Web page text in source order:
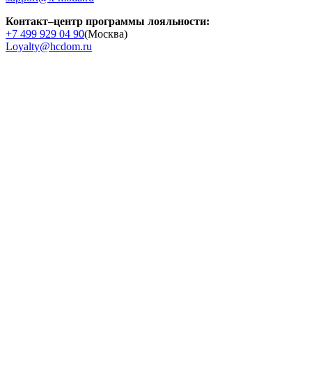
Контакт–центр программы лояльности:
+7 499 929 04 90(Москва)
Loyalty@hcdom.ru